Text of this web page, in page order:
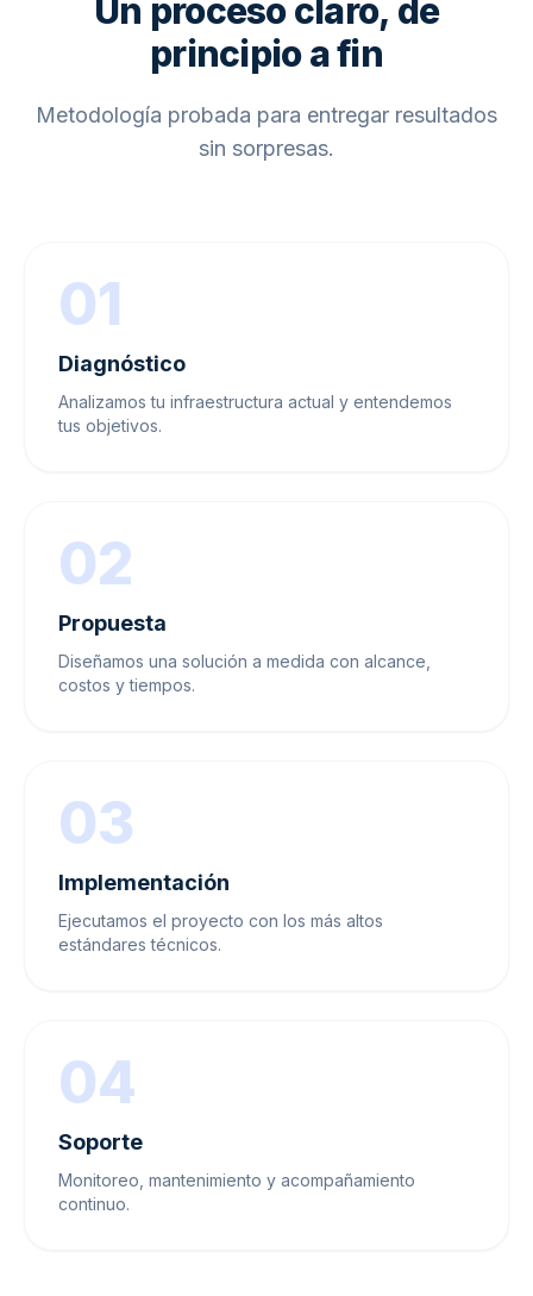
Un proceso claro, de
principio a fin
Metodología probada para entregar resultados
sin sorpresas.
01
Diagnóstico
Analizamos tu infraestructura actual y entendemos
tus objetivos.
02
Propuesta
Diseñamos una solución a medida con alcance,
costos y tiempos.
03
Implementación
Ejecutamos el proyecto con los más altos
estándares técnicos.
04
Soporte
Monitoreo, mantenimiento y acompañamiento
continuo.